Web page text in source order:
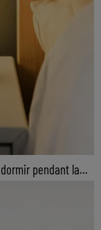
pendant la...